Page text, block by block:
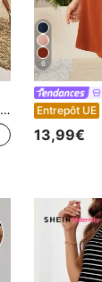
6
Entrepôt UE
13,99€